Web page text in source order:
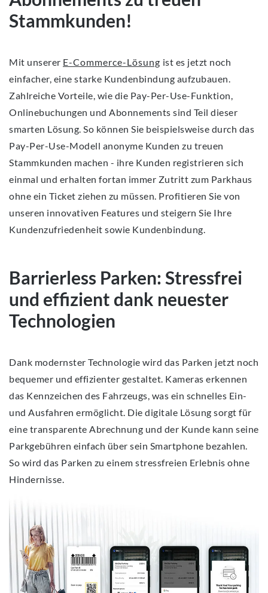
Stammkunden!
Mit unserer E-Commerce-Lösung ist es jetzt noch
einfacher, eine starke Kundenbindung aufzubauen.
Zahlreiche Vorteile, wie die Pay-Per-Use-Funktion,
Onlinebuchungen und Abonnements sind Teil dieser
smarten Lösung. So können Sie beispielsweise durch das
Pay-Per-Use-Modell anonyme Kunden zu treuen
Stammkunden machen - ihre Kunden registrieren sich
einmal und erhalten fortan immer Zutritt zum Parkhaus
ohne ein Ticket ziehen zu müssen. Profitieren Sie von
unseren innovativen Features und steigern Sie Ihre
Kundenzufriedenheit sowie Kundenbindung.
Barrierless Parken: Stressfrei
und effizient dank neuester
Technologien
Dank modernster Technologie wird das Parken jetzt noch
bequemer und effizienter gestaltet. Kameras erkennen
das Kennzeichen des Fahrzeugs, was ein schnelles Ein-
und Ausfahren ermöglicht. Die digitale Lösung sorgt für
eine transparente Abrechnung und der Kunde kann seine
Parkgebühren einfach über sein Smartphone bezahlen.
So wird das Parken zu einem stressfreien Erlebnis ohne
Hindernisse.